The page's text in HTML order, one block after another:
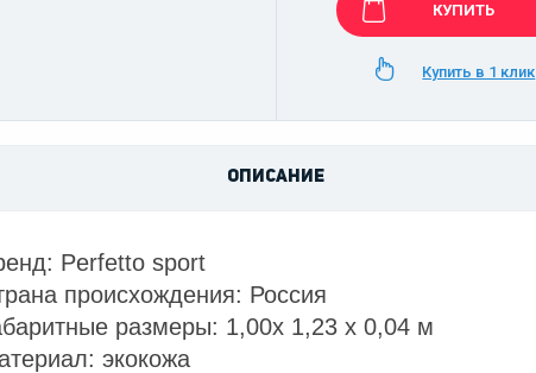
КУПИТЬ
Купить в 1 клик
ОПИСАНИЕ
Perfetto sport
происхождения: Россия
размеры: 1,00х 1,23 х 0,04 м
экокожа